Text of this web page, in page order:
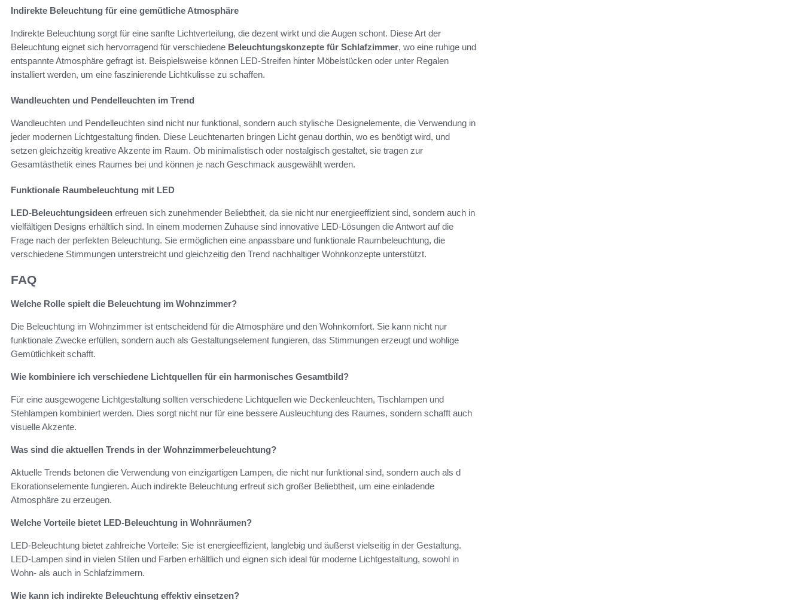
Indirekte Beleuchtung für eine gemütliche Atmosphäre
Indirekte Beleuchtung sorgt für eine sanfte Lichtverteilung, die dezent wirkt und die Augen schont. Diese Art der
Beleuchtung eignet sich hervorragend für verschiedene Beleuchtungskonzepte für Schlafzimmer, wo eine ruhige und
entspannte Atmosphäre gefragt ist. Beispielsweise können LED-Streifen hinter Möbelstücken oder unter Regalen
installiert werden, um eine faszinierende Lichtkulisse zu schaffen.
Wandleuchten und Pendelleuchten im Trend
Wandleuchten und Pendelleuchten sind nicht nur funktional, sondern auch stylische Designelemente, die Verwendung in
jeder modernen Lichtgestaltung finden. Diese Leuchtenarten bringen Licht genau dorthin, wo es benötigt wird, und
setzen gleichzeitig kreative Akzente im Raum. Ob minimalistisch oder nostalgisch gestaltet, sie tragen zur
Gesamtästhetik eines Raumes bei und können je nach Geschmack ausgewählt werden.
Funktionale Raumbeleuchtung mit LED
LED-Beleuchtungsideen erfreuen sich zunehmender Beliebtheit, da sie nicht nur energieeffizient sind, sondern auch in
vielfältigen Designs erhältlich sind. In einem modernen Zuhause sind innovative LED-Lösungen die Antwort auf die
Frage nach der perfekten Beleuchtung. Sie ermöglichen eine anpassbare und funktionale Raumbeleuchtung, die
verschiedene Stimmungen unterstreicht und gleichzeitig den Trend nachhaltiger Wohnkonzepte unterstützt.
FAQ
Welche Rolle spielt die Beleuchtung im Wohnzimmer?
Die Beleuchtung im Wohnzimmer ist entscheidend für die Atmosphäre und den Wohnkomfort. Sie kann nicht nur
funktionale Zwecke erfüllen, sondern auch als Gestaltungselement fungieren, das Stimmungen erzeugt und wohlige
Gemütlichkeit schafft.
Wie kombiniere ich verschiedene Lichtquellen für ein harmonisches Gesamtbild?
Für eine ausgewogene Lichtgestaltung sollten verschiedene Lichtquellen wie Deckenleuchten, Tischlampen und
Stehlampen kombiniert werden. Dies sorgt nicht nur für eine bessere Ausleuchtung des Raumes, sondern schafft auch
visuelle Akzente.
Was sind die aktuellen Trends in der Wohnzimmerbeleuchtung?
Aktuelle Trends betonen die Verwendung von einzigartigen Lampen, die nicht nur funktional sind, sondern auch als d
Ekorationselemente fungieren. Auch indirekte Beleuchtung erfreut sich großer Beliebtheit, um eine einladende
Atmosphäre zu erzeugen.
Welche Vorteile bietet LED-Beleuchtung in Wohnräumen?
LED-Beleuchtung bietet zahlreiche Vorteile: Sie ist energieeffizient, langlebig und äußerst vielseitig in der Gestaltung.
LED-Lampen sind in vielen Stilen und Farben erhältlich und eignen sich ideal für moderne Lichtgestaltung, sowohl in
Wohn- als auch in Schlafzimmern.
Wie kann ich indirekte Beleuchtung effektiv einsetzen?